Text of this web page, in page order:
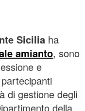
Sicilia ha
amianto, sono
e
di gestione degli
della